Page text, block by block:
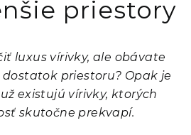
priestory
luxus vírivky, ale obávate
priestoru? Opak je
existujú vírivky, ktorých
skutočne prekvapí.